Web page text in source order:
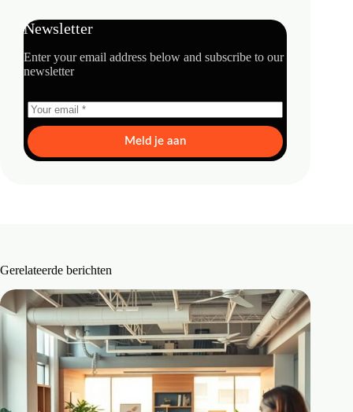
Newsletter
Enter your email address below and subscribe to our
newsletter
Meld je aan
Gerelateerde berichten